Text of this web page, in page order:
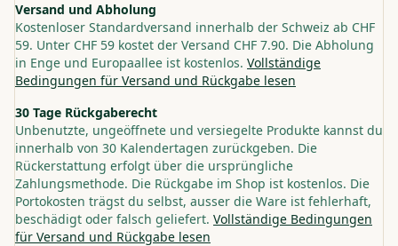
Versand und Abholung
Kostenloser Standardversand innerhalb der Schweiz ab CHF
59. Unter CHF 59 kostet der Versand CHF 7.90. Die Abholung
in Enge und Europaallee ist kostenlos. Vollständige
Bedingungen für Versand und Rückgabe lesen
30 Tage Rückgaberecht
Unbenutzte, ungeöffnete und versiegelte Produkte kannst du
innerhalb von 30 Kalendertagen zurückgeben. Die
Rückerstattung erfolgt über die ursprüngliche
Zahlungsmethode. Die Rückgabe im Shop ist kostenlos. Die
Portokosten trägst du selbst, ausser die Ware ist fehlerhaft,
beschädigt oder falsch geliefert. Vollständige Bedingungen
für Versand und Rückgabe lesen